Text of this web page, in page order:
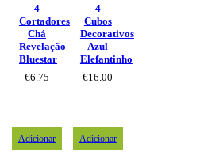
4
Cortadores
Chá
Revelação
Bluestar
€6.75
4
Cubos
Decorativos
Azul
Elefantinho
€16.00
Adicionar Adicionar